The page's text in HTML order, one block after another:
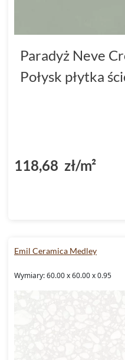
Paradyż Neve
Połysk płytka
118,68 zł/m²
Emil Ceramica Medley
Wymiary: 60.00 x 60.00 x 0.95